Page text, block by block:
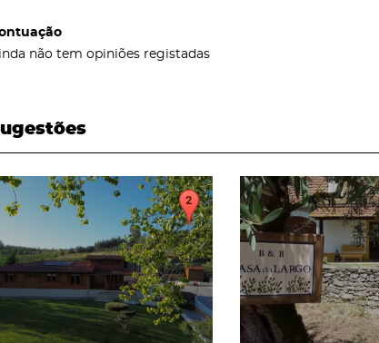
não tem opiniões registadas
page